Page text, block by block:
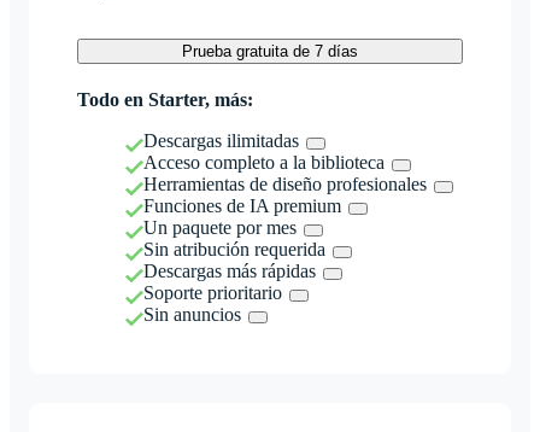
Prueba gratuita de 7 días
Todo en Starter, más:
Descargas ilimitadas
Acceso completo a la biblioteca
Herramientas de diseño profesionales
Funciones de IA premium
Un paquete por mes
Sin atribución requerida
Descargas más rápidas
Soporte prioritario
Sin anuncios